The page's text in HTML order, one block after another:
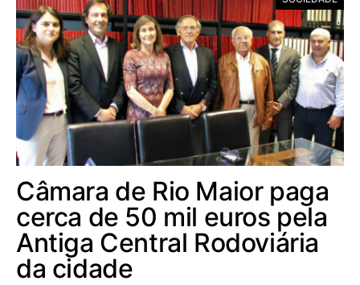
Câmara de Rio Maior paga
cerca de 50 mil euros pela
Antiga Central Rodoviária
da cidade